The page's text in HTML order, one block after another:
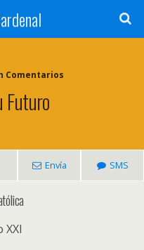
Comentarios
Futuro
Envía SMS
XXI